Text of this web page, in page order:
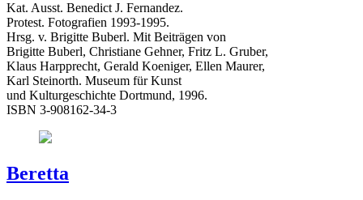
Kat. Ausst. Benedict J. Fernandez.
Protest. Fotografien 1993-1995.
Hrsg. v. Brigitte Buberl. Mit Beiträgen von
Brigitte Buberl, Christiane Gehner, Fritz L. Gruber,
Klaus Harpprecht, Gerald Koeniger, Ellen Maurer,
Karl Steinorth. Museum für Kunst
und Kulturgeschichte Dortmund, 1996.
ISBN 3-908162-34-3
Beretta